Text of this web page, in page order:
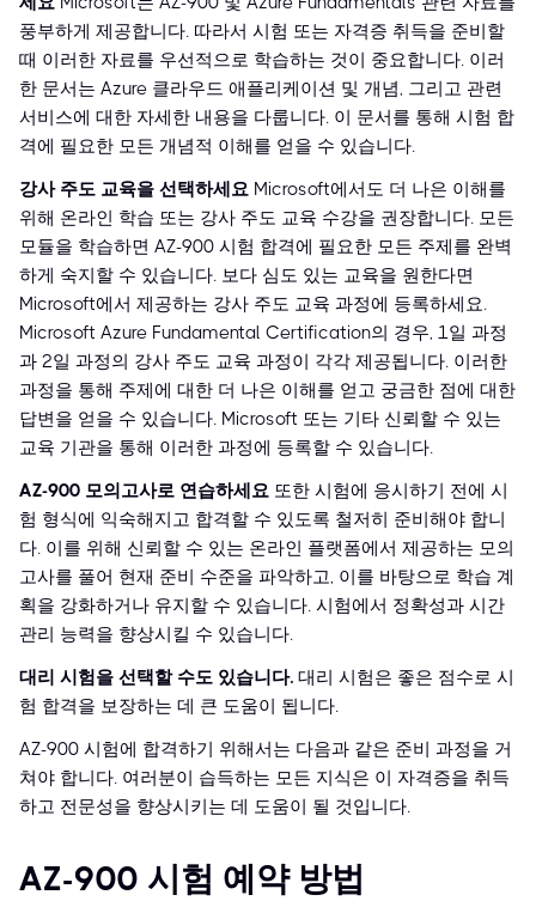
풍부하게 제공합니다. 따라서 시험 또는 자격증 취득을 준비할
때 이러한 자료를 우선적으로 학습하는 것이 중요합니다. 이러
한 문서는 Azure 클라우드 애플리케이션 및 개념, 그리고 관련
서비스에 대한 자세한 내용을 다룹니다. 이 문서를 통해 시험 합
격에 필요한 모든 개념적 이해를 얻을 수 있습니다.
강사 주도 교육을 선택하세요 Microsoft에서도 더 나은 이해를
위해 온라인 학습 또는 강사 주도 교육 수강을 권장합니다. 모든
모듈을 학습하면 AZ-900 시험 합격에 필요한 모든 주제를 완벽
하게 숙지할 수 있습니다. 보다 심도 있는 교육을 원한다면
Microsoft에서 제공하는 강사 주도 교육 과정에 등록하세요.
Microsoft Azure Fundamental Certification의 경우, 1일 과정
과 2일 과정의 강사 주도 교육 과정이 각각 제공됩니다. 이러한
과정을 통해 주제에 대한 더 나은 이해를 얻고 궁금한 점에 대한
답변을 얻을 수 있습니다. Microsoft 또는 기타 신뢰할 수 있는
교육 기관을 통해 이러한 과정에 등록할 수 있습니다.
AZ-900 모의고사로 연습하세요 또한 시험에 응시하기 전에 시
험 형식에 익숙해지고 합격할 수 있도록 철저히 준비해야 합니
다. 이를 위해 신뢰할 수 있는 온라인 플랫폼에서 제공하는 모의
고사를 풀어 현재 준비 수준을 파악하고, 이를 바탕으로 학습 계
획을 강화하거나 유지할 수 있습니다. 시험에서 정확성과 시간
관리 능력을 향상시킬 수 있습니다.
대리 시험을 선택할 수도 있습니다. 대리 시험은 좋은 점수로 시
험 합격을 보장하는 데 큰 도움이 됩니다.
AZ-900 시험에 합격하기 위해서는 다음과 같은 준비 과정을 거
쳐야 합니다. 여러분이 습득하는 모든 지식은 이 자격증을 취득
하고 전문성을 향상시키는 데 도움이 될 것입니다.
AZ-900 시험 예약 방법